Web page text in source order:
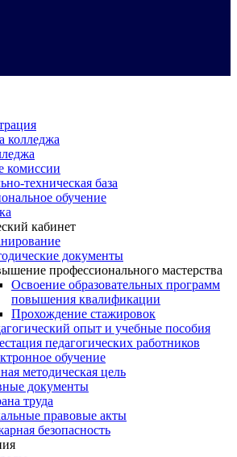
колледжа
комиссии
техническая база
обучение
кабинет
документы
профессионального мастерства
Освоение образовательных программ
повышения квалификации
Прохождение стажировок
опыт и учебные пособия
педагогических работников
обучение
методическая цель
документы
труда
правовые акты
безопасность